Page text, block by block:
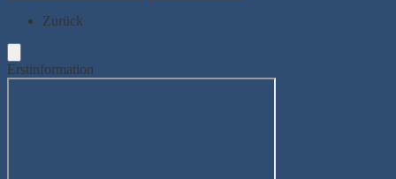
Zurück
Erstinformation